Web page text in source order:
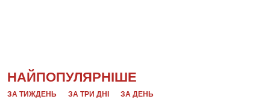
НАЙПОПУЛЯРНІШЕ
ЗА ТИЖДЕНЬ ЗА ТРИ ДНІ ЗА ДЕНЬ